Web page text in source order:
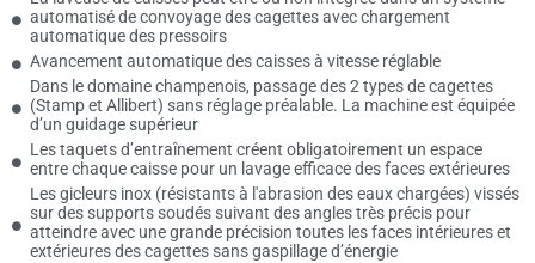
automatisé de convoyage des cagettes avec chargement
automatique des pressoirs
Avancement automatique des caisses à vitesse réglable
Dans le domaine champenois, passage des 2 types de cagettes
(Stamp et Allibert) sans réglage préalable. La machine est équipée
d’un guidage supérieur
Les taquets d’entraînement créent obligatoirement un espace
entre chaque caisse pour un lavage efficace des faces extérieures
Les gicleurs inox (résistants à l'abrasion des eaux chargées) vissés
sur des supports soudés suivant des angles très précis pour
atteindre avec une grande précision toutes les faces intérieures et
extérieures des cagettes sans gaspillage d’énergie